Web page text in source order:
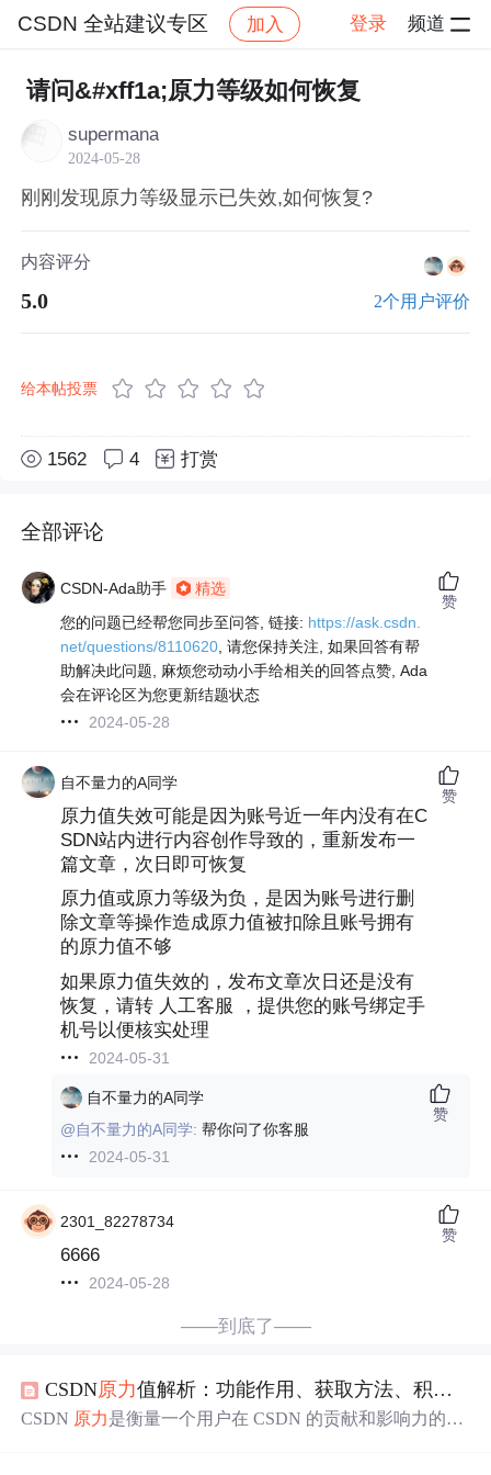
CSDN 全站建议专区 加入 登录 频道
社区 CSDN 全站建议专区 原力
请问&#xff1a;原力等级如何恢复
supermana
2024-05-28
刚刚发现原力等级显示已失效,如何恢复?
内容评分
5.0 2个用户评价
给本帖投票
1562 4 打赏
全部评论
CSDN-Ada助手
精选
您的问题已经帮您同步至问答, 链接: https://ask.csdn.
net/questions/8110620 , 请您保持关注, 如果回答有帮
助解决此问题, 麻烦您动动小手给相关的回答点赞, Ada
会在评论区为您更新结题状态
2024-05-28
赞
自不量力的A同学
原力值失效可能是因为账号近一年内没有在C
SDN站内进行内容创作导致的，重新发布一
篇文章，次日即可恢复
原力值或原力等级为负，是因为账号进行删
除文章等操作造成原力值被扣除且账号拥有
的原力值不够
如果原力值失效的，发布文章次日还是没有
恢复，请转 人工客服 ，提供您的账号绑定手
机号以便核实处理
2024-05-31
赞
自不量力的A同学
@自不量力的A同学:帮你问了你客服
2024-05-31
赞
2301_82278734
6666
2024-05-28
赞
——到底了——
CSDN原力值解析：功能作用、获取方法、积分对应
CSDN 原力是衡量一个用户在 CSDN 的贡献和影响力的系